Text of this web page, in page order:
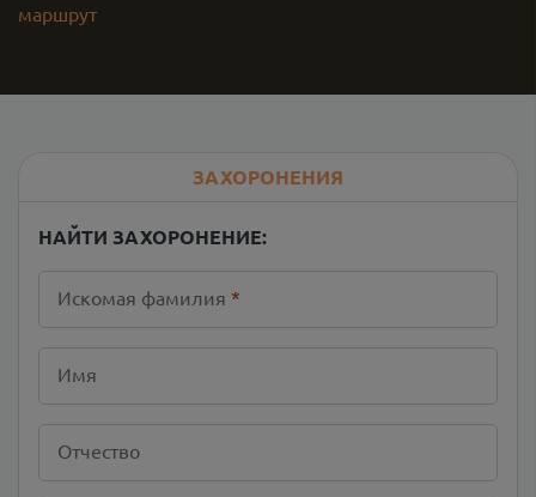
маршрут
ЗАХОРОНЕНИЯ
НАЙТИ ЗАХОРОНЕНИЕ:
Искомая фамилия *
Имя
Отчество